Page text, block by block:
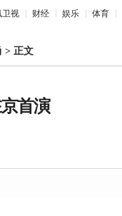
卫视 财经 娱乐 体育
> 正文
首演